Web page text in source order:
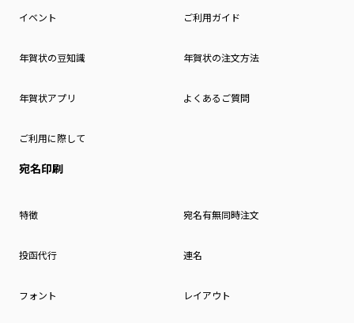
イベント ご利用ガイド
年賀状の豆知識 年賀状の注文方法
年賀状アプリ よくあるご質問
ご利用に際して
宛名印刷
特徴 宛名有無同時注文
投函代行 連名
フォント レイアウト